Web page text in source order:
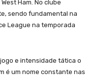
Ham. No clube
sendo fundamental na
League na temporada
e intensidade tática o
é um nome constante nas